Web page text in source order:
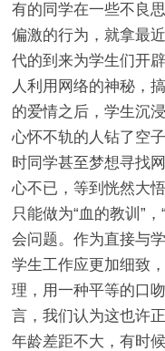
有的同学在一些不良
偏激的行为，就拿最
代的到来为学生们开
人利用网络的神秘，
的爱情之后，学生沉
心怀不轨的人钻了空
时同学甚至梦想寻找
心不已，等到恍然大
只能做为“血的教训”
会问题。作为直接与
学生工作应更加细致
理，用一种平等的口
言，我们认为这也许
年龄差距不大，有时